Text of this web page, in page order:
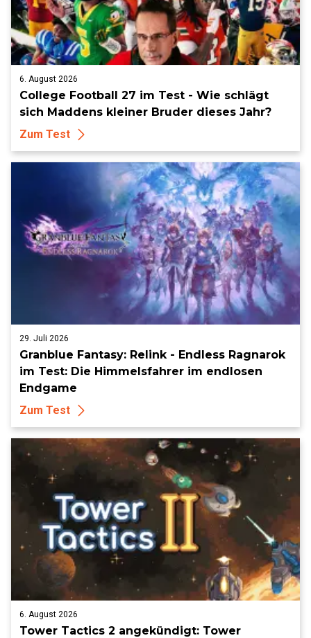
6. August 2026
College Football 27 im Test - Wie schlägt
sich Maddens kleiner Bruder dieses Jahr?
Zum Test
29. Juli 2026
Granblue Fantasy: Relink - Endless Ragnarok
im Test: Die Himmelsfahrer im endlosen
Endgame
Zum Test
6. August 2026
Tower Tactics 2 angekündigt: Tower